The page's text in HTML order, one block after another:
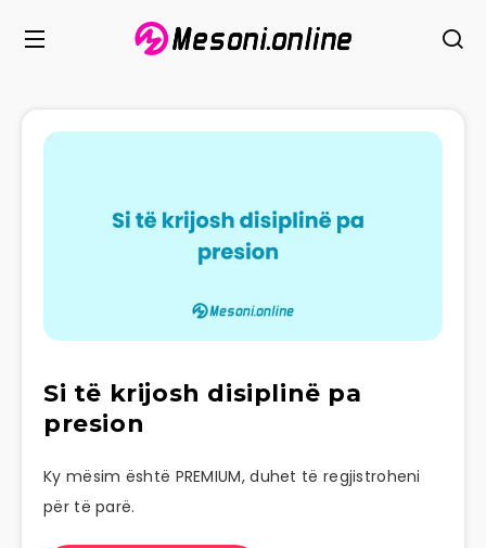
Si të krijosh disiplinë pa
presion
Ky mësim është PREMIUM, duhet të regjistroheni
për të parë.